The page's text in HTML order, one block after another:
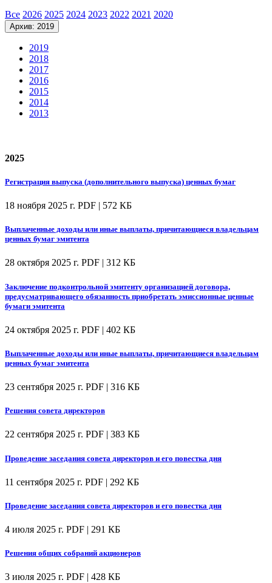
Все 2026 2025 2024 2023 2022 2021 2020
Архив: 2019
2019
2018
2017
2016
2015
2014
2013
2025
Регистрация выпуска (дополнительного выпуска) ценных бумаг
18 ноября 2025 г. PDF | 572 КБ
Выплаченные доходы или иные выплаты, причитающиеся владельцам
ценных бумаг эмитента
28 октября 2025 г. PDF | 312 КБ
Заключение подконтрольной эмитенту организацией договора,
предусматривающего обязанность приобретать эмиссионные ценные
бумаги эмитента
24 октября 2025 г. PDF | 402 КБ
Выплаченные доходы или иные выплаты, причитающиеся владельцам
ценных бумаг эмитента
23 сентября 2025 г. PDF | 316 КБ
Решения совета директоров
22 сентября 2025 г. PDF | 383 КБ
Проведение заседания совета директоров и его повестка дня
11 сентября 2025 г. PDF | 292 КБ
Проведение заседания совета директоров и его повестка дня
4 июля 2025 г. PDF | 291 КБ
Решения общих собраний акционеров
3 июля 2025 г. PDF | 428 КБ